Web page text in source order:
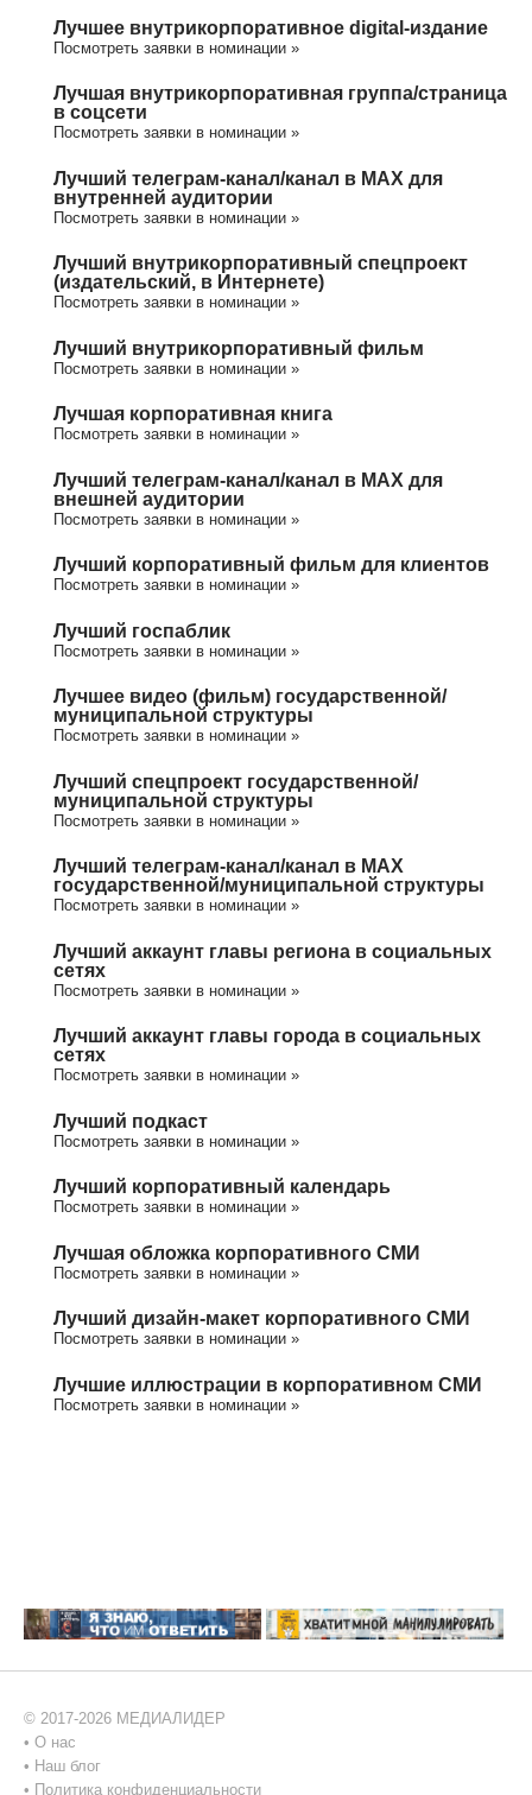
Лучшее внутрикорпоративное digital-издание
Посмотреть заявки в номинации »
Лучшая внутрикорпоративная группа/cтраница
в соцсети
Посмотреть заявки в номинации »
Лучший телеграм-канал/канал в МАХ для
внутренней аудитории
Посмотреть заявки в номинации »
Лучший внутрикорпоративный спецпроект
(издательский, в Интернете)
Посмотреть заявки в номинации »
Лучший внутрикорпоративный фильм
Посмотреть заявки в номинации »
Лучшая корпоративная книга
Посмотреть заявки в номинации »
Лучший телеграм-канал/канал в МАХ для
внешней аудитории
Посмотреть заявки в номинации »
Лучший корпоративный фильм для клиентов
Посмотреть заявки в номинации »
Лучший госпаблик
Посмотреть заявки в номинации »
Лучшее видео (фильм) государственной/
муниципальной структуры
Посмотреть заявки в номинации »
Лучший спецпроект государственной/
муниципальной структуры
Посмотреть заявки в номинации »
Лучший телеграм-канал/канал в МАХ
государственной/муниципальной структуры
Посмотреть заявки в номинации »
Лучший аккаунт главы региона в социальных
сетях
Посмотреть заявки в номинации »
Лучший аккаунт главы города в социальных
сетях
Посмотреть заявки в номинации »
Лучший подкаст
Посмотреть заявки в номинации »
Лучший корпоративный календарь
Посмотреть заявки в номинации »
Лучшая обложка корпоративного СМИ
Посмотреть заявки в номинации »
Лучший дизайн-макет корпоративного СМИ
Посмотреть заявки в номинации »
Лучшие иллюстрации в корпоративном СМИ
Посмотреть заявки в номинации »
© 2017-2026 МЕДИАЛИДЕР
• О нас
• Наш блог
• Политика конфиденциальности